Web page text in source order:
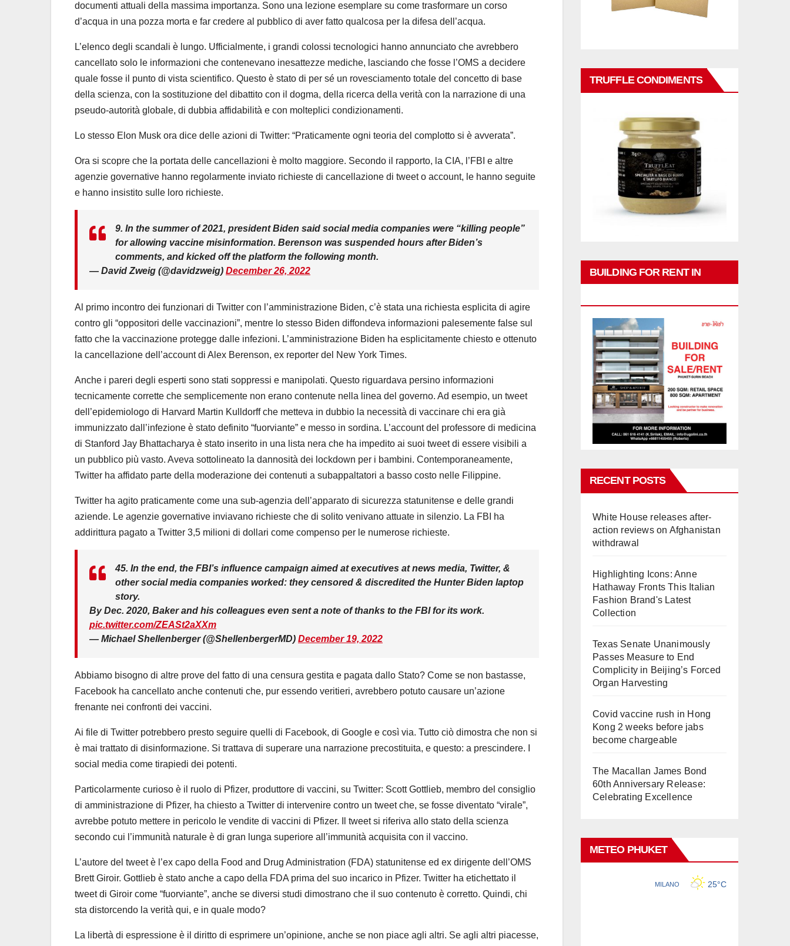
documenti attuali della massima importanza. Sono una lezione esemplare su come trasformare un corso
d’acqua in una pozza morta e far credere al pubblico di aver fatto qualcosa per la difesa dell’acqua.
L’elenco degli scandali è lungo. Ufficialmente, i grandi colossi tecnologici hanno annunciato che avrebbero
cancellato solo le informazioni che contenevano inesattezze mediche, lasciando che fosse l’OMS a decidere
quale fosse il punto di vista scientifico. Questo è stato di per sé un rovesciamento totale del concetto di base
della scienza, con la sostituzione del dibattito con il dogma, della ricerca della verità con la narrazione di una
pseudo-autorità globale, di dubbia affidabilità e con molteplici condizionamenti.
Lo stesso Elon Musk ora dice delle azioni di Twitter: “Praticamente ogni teoria del complotto si è avverata”.
Ora si scopre che la portata delle cancellazioni è molto maggiore. Secondo il rapporto, la CIA, l’FBI e altre
agenzie governative hanno regolarmente inviato richieste di cancellazione di tweet o account, le hanno seguite
e hanno insistito sulle loro richieste.
9. In the summer of 2021, president Biden said social media companies were “killing people”
for allowing vaccine misinformation. Berenson was suspended hours after Biden’s
comments, and kicked off the platform the following month.
— David Zweig (@davidzweig) December 26, 2022
Al primo incontro dei funzionari di Twitter con l’amministrazione Biden, c’è stata una richiesta esplicita di agire
contro gli “oppositori delle vaccinazioni”, mentre lo stesso Biden diffondeva informazioni palesemente false sul
fatto che la vaccinazione protegge dalle infezioni. L’amministrazione Biden ha esplicitamente chiesto e ottenuto
la cancellazione dell’account di Alex Berenson, ex reporter del New York Times.
Anche i pareri degli esperti sono stati soppressi e manipolati. Questo riguardava persino informazioni
tecnicamente corrette che semplicemente non erano contenute nella linea del governo. Ad esempio, un tweet
dell’epidemiologo di Harvard Martin Kulldorff che metteva in dubbio la necessità di vaccinare chi era già
immunizzato dall’infezione è stato definito “fuorviante” e messo in sordina. L’account del professore di medicina
di Stanford Jay Bhattacharya è stato inserito in una lista nera che ha impedito ai suoi tweet di essere visibili a
un pubblico più vasto. Aveva sottolineato la dannosità dei lockdown per i bambini. Contemporaneamente,
Twitter ha affidato parte della moderazione dei contenuti a subappaltatori a basso costo nelle Filippine.
Twitter ha agito praticamente come una sub-agenzia dell’apparato di sicurezza statunitense e delle grandi
aziende. Le agenzie governative inviavano richieste che di solito venivano attuate in silenzio. La FBI ha
addirittura pagato a Twitter 3,5 milioni di dollari come compenso per le numerose richieste.
45. In the end, the FBI’s influence campaign aimed at executives at news media, Twitter, &
other social media companies worked: they censored & discredited the Hunter Biden laptop
story.
By Dec. 2020, Baker and his colleagues even sent a note of thanks to the FBI for its work.
pic.twitter.com/ZEASt2aXXm
— Michael Shellenberger (@ShellenbergerMD) December 19, 2022
Abbiamo bisogno di altre prove del fatto di una censura gestita e pagata dallo Stato? Come se non bastasse,
Facebook ha cancellato anche contenuti che, pur essendo veritieri, avrebbero potuto causare un’azione
frenante nei confronti dei vaccini.
Ai file di Twitter potrebbero presto seguire quelli di Facebook, di Google e così via. Tutto ciò dimostra che non si
è mai trattato di disinformazione. Si trattava di superare una narrazione precostituita, e questo: a prescindere. I
social media come tirapiedi dei potenti.
Particolarmente curioso è il ruolo di Pfizer, produttore di vaccini, su Twitter: Scott Gottlieb, membro del consiglio
di amministrazione di Pfizer, ha chiesto a Twitter di intervenire contro un tweet che, se fosse diventato “virale”,
avrebbe potuto mettere in pericolo le vendite di vaccini di Pfizer. Il tweet si riferiva allo stato della scienza
secondo cui l’immunità naturale è di gran lunga superiore all’immunità acquisita con il vaccino.
L’autore del tweet è l’ex capo della Food and Drug Administration (FDA) statunitense ed ex dirigente dell’OMS
Brett Giroir. Gottlieb è stato anche a capo della FDA prima del suo incarico in Pfizer. Twitter ha etichettato il
tweet di Giroir come “fuorviante”, anche se diversi studi dimostrano che il suo contenuto è corretto. Quindi, chi
sta distorcendo la verità qui, e in quale modo?
La libertà di espressione è il diritto di esprimere un’opinione, anche se non piace agli altri. Se agli altri piacesse,
TRUFFLE CONDIMENTS
BUILDING FOR RENT IN
RECENT POSTS
White House releases after-
action reviews on Afghanistan
withdrawal
Highlighting Icons: Anne
Hathaway Fronts This Italian
Fashion Brand's Latest
Collection
Texas Senate Unanimously
Passes Measure to End
Complicity in Beijing’s Forced
Organ Harvesting
Covid vaccine rush in Hong
Kong 2 weeks before jabs
become chargeable
The Macallan James Bond
60th Anniversary Release:
Celebrating Excellence
METEO PHUKET